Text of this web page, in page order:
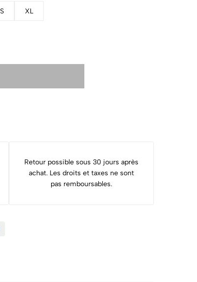
S XL
Retour possible sous 30 jours après
achat. Les droits et taxes ne sont
pas remboursables.